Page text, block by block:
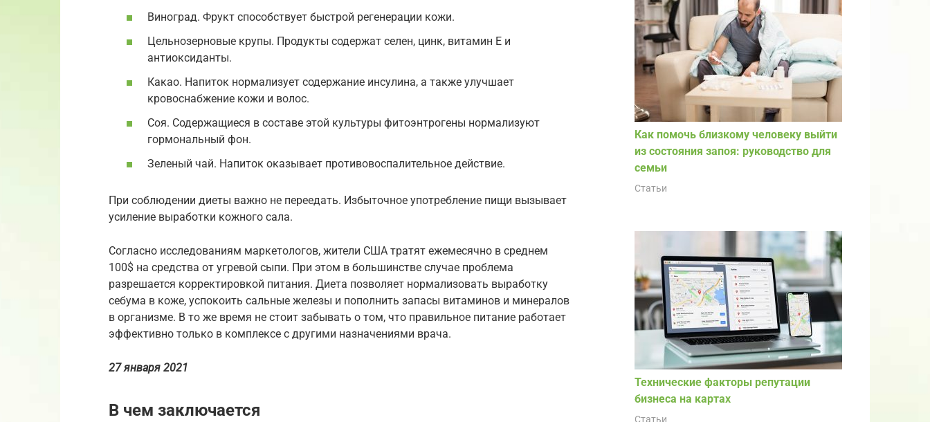
Виноград. Фрукт способствует быстрой регенерации кожи.
Цельнозерновые крупы. Продукты содержат селен, цинк, витамин Е и
антиоксиданты.
Какао. Напиток нормализует содержание инсулина, а также улучшает
кровоснабжение кожи и волос.
Соя. Содержащиеся в составе этой культуры фитоэнтрогены нормализуют
гормональный фон.
Зеленый чай. Напиток оказывает противовоспалительное действие.
При соблюдении диеты важно не переедать. Избыточное употребление пищи вызывает
усиление выработки кожного сала.
Согласно исследованиям маркетологов, жители США тратят ежемесячно в среднем
100$ на средства от угревой сыпи. При этом в большинстве случае проблема
разрешается корректировкой питания. Диета позволяет нормализовать выработку
себума в коже, успокоить сальные железы и пополнить запасы витаминов и минералов
в организме. В то же время не стоит забывать о том, что правильное питание работает
эффективно только в комплексе с другими назначениями врача.
27 января 2021
В чем заключается
Как помочь близкому человеку выйти
из состояния запоя: руководство для
семьи
Статьи
Технические факторы репутации
бизнеса на картах
Статьи